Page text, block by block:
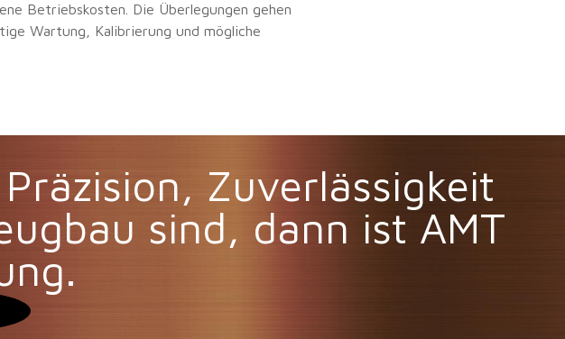
Betriebskosten. Die Überlegungen gehen
Wartung, Kalibrierung und mögliche
Zuverlässigkeit
sind, dann ist AMT